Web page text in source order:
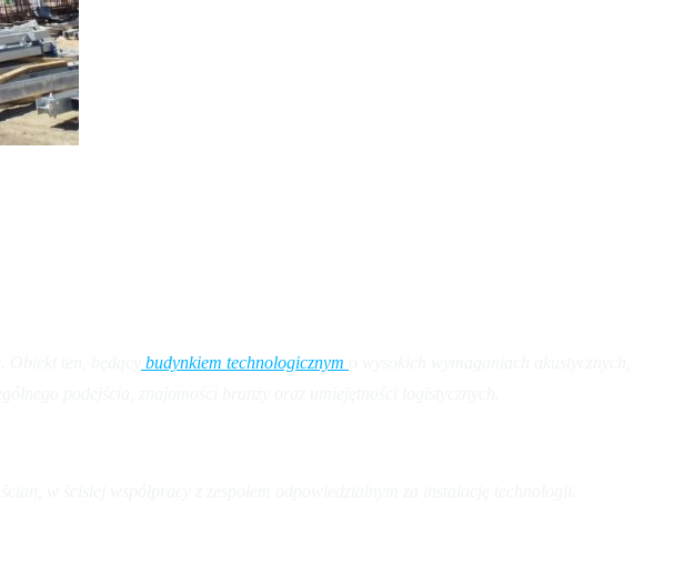
budynkiem technologicznym